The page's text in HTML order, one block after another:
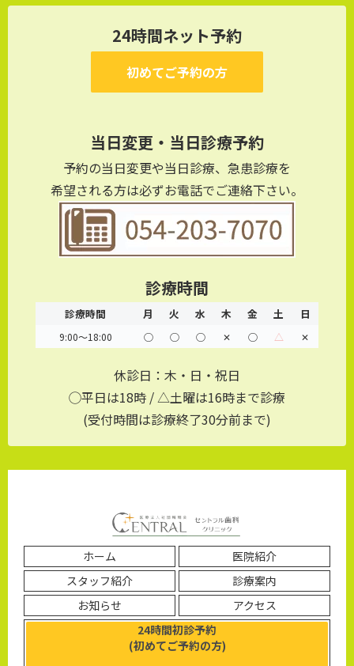
24時間ネット予約
初めてご予約の方
当日変更・当日診療予約
予約の当日変更や当日診療、急患診療を
希望される方は必ずお電話でご連絡下さい。
診療時間
診療時間 月 火 水 木 金 土 日
9:00～18:00 ◯ ◯ ◯ ✕ ◯ △ ✕
休診日：木・日・祝日
◯平日は18時 / △土曜は16時まで診療
(受付時間は診療終了30分前まで)
ホーム
医院紹介
スタッフ紹介
診療案内
お知らせ
アクセス
24時間初診予約
(初めてご予約の方)